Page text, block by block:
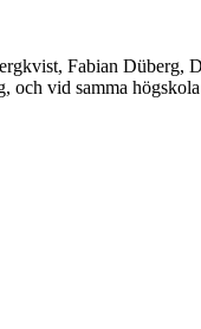
Fabian Düberg,
och vid samma